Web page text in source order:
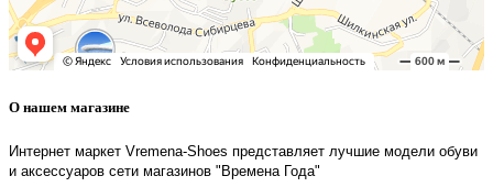
О нашем магазине
Интернет маркет Vremena-Shoes представляет лучшие модели обуви
и аксессуаров сети магазинов "Времена Года"